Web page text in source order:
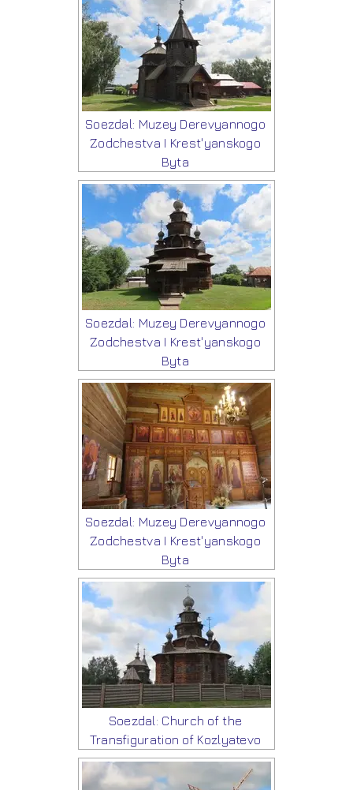
Soezdal: Muzey Derevyannogo
Zodchestva I Krest'yanskogo
Byta
Soezdal: Muzey Derevyannogo
Zodchestva I Krest'yanskogo
Byta
Soezdal: Muzey Derevyannogo
Zodchestva I Krest'yanskogo
Byta
Soezdal: Church of the
Transfiguration of Kozlyatevo